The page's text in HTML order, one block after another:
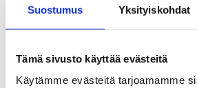
Suostumus Yksityiskohdat
Tämä sivusto käyttää evästeitä
Käytämme evästeitä tarjoamamme
59,00